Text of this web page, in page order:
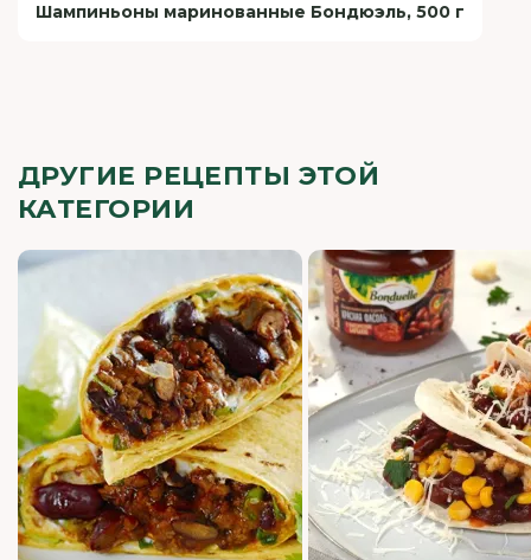
Шампиньоны маринованные Бондюэль, 500 г
ДРУГИЕ РЕЦЕПТЫ ЭТОЙ
КАТЕГОРИИ